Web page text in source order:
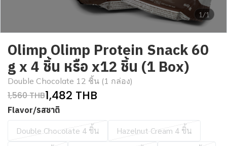
1/1
Olimp Olimp Protein Snack 60
g x 4 ชิ้น หรือ x12 ชิ้น (1 Box)
Double Chocolate 12 ชิ้น (1 กล่อง)
1,560 THB1,482 THB
Flavor/รสชาติ
Double Chocolate 4 ชิ้น
Hazelnut Cream 4 ชิ้น